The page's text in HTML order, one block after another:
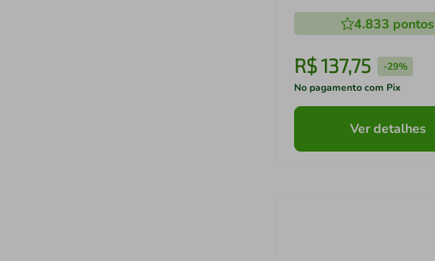
Cozy - Batistela
4.833 pontos
R$137,75 -29%
No pagamento com Pix
Ver detalhes